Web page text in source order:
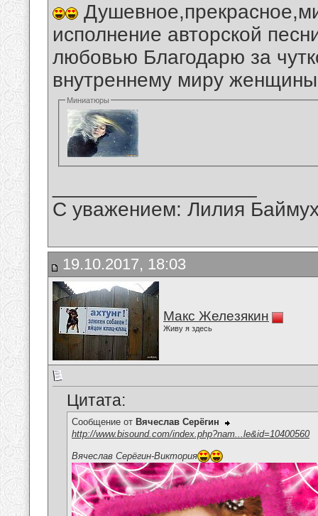
исполнение авторской
любовью Благодарю за
внутреннему миру
Миниатюры
С уважением: Лилия
19.10.2017, 18:03
Макс Железякин
Живу я здесь
Цитата:
Сообщение от Вячеслав Серёгин
http://www.bisound.com/index.php?nam...le&id=10400560
Вячеслав Серёгин-Виктория